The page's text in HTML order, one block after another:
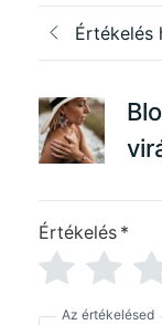
Értékelés
Értékelés *
Az értékelésed